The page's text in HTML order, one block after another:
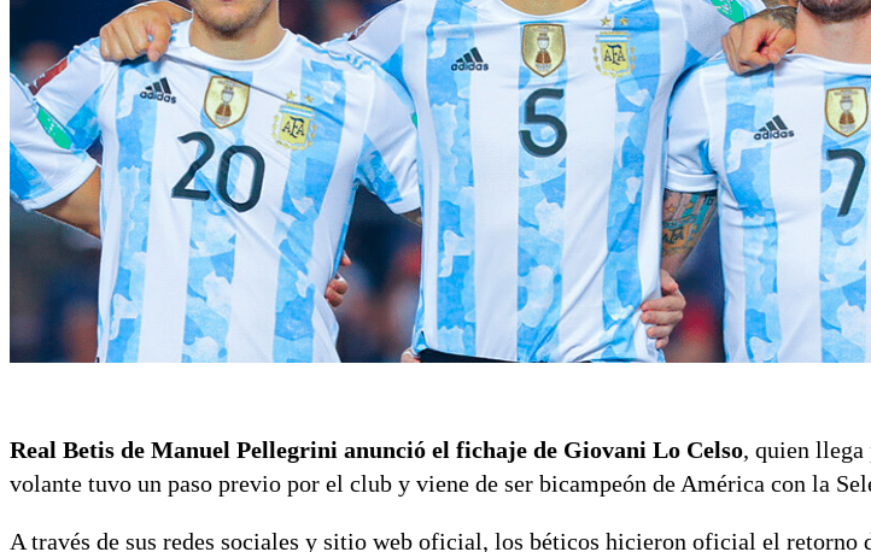
Real Betis de Manuel Pellegrini anunció el fichaje de Giovani Lo Celso, quien llega
volante tuvo un paso previo por el club y viene de ser bicampeón de América con la
A través de sus redes sociales y sitio web oficial, los béticos hicieron oficial el retorno